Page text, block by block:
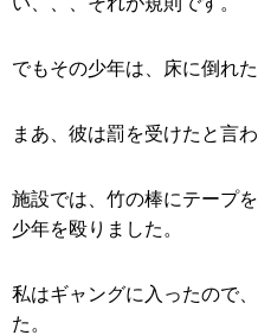
でもその少年は、床に倒れた
まあ、彼は罰を受けたと言
施設では、竹の棒にテープ
少年を殴りました。
私はギャングに入ったので
た。